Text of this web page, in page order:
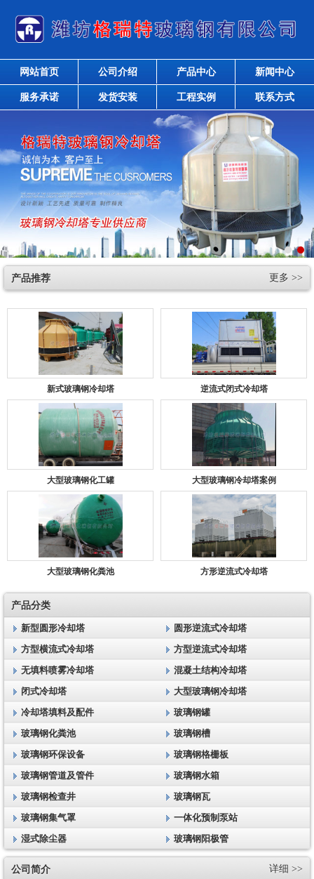
网站首页 公司介绍 产品中心 新闻中心
服务承诺 发货安装 工程实例 联系方式
产品推荐 更多 >>
新式玻璃钢冷却塔 逆流式闭式冷却塔
大型玻璃钢化工罐 大型玻璃钢冷却塔案例
大型玻璃钢化粪池 方形逆流式冷却塔
产品分类
新型圆形冷却塔
圆形逆流式冷却塔
方型横流式冷却塔
方型逆流式冷却塔
无填料喷雾冷却塔
混凝土结构冷却塔
闭式冷却塔
大型玻璃钢冷却塔
冷却塔填料及配件
玻璃钢罐
玻璃钢化粪池
玻璃钢槽
玻璃钢环保设备
玻璃钢格栅板
玻璃钢管道及管件
玻璃钢水箱
玻璃钢检查井
玻璃钢瓦
玻璃钢集气罩
一体化预制泵站
湿式除尘器
玻璃钢阳极管
公司简介 详细 >>